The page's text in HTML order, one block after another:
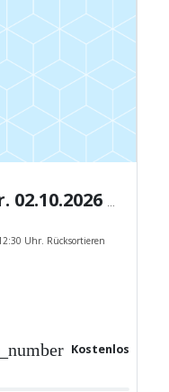
Uhr. Rücksortieren
Kostenlos